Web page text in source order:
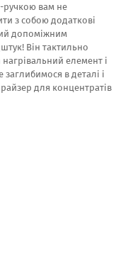
ручкою вам не
з собою додаткові
допоміжним
Він тактильно
елемент і
в деталі і
для концентратів